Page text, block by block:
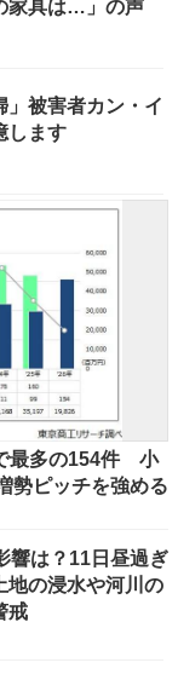
家具は…」の声
」被害者カン・イ
します
最多の154件 小
勢ピッチを強める
響は？11日昼過ぎ
地の浸水や河川の
戒